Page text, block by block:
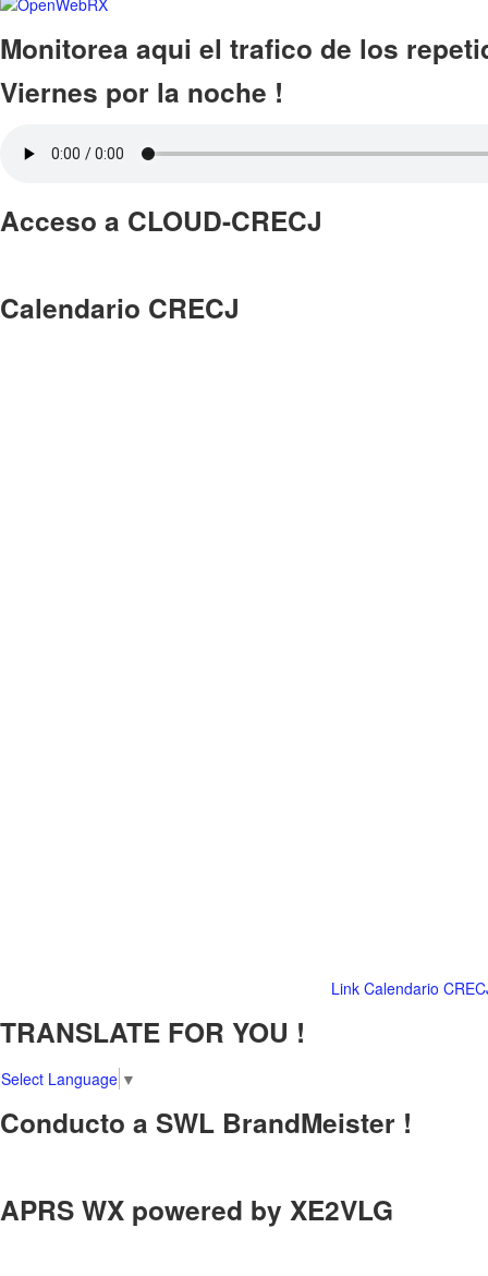
Monitorea aqui el trafico de los
Viernes por la noche !
Acceso a CLOUD-CRECJ
Calendario CRECJ
Link Calendario
TRANSLATE FOR YOU !
Select Language ▼
Conducto a SWL BrandMeister !
APRS WX powered by XE2VLG